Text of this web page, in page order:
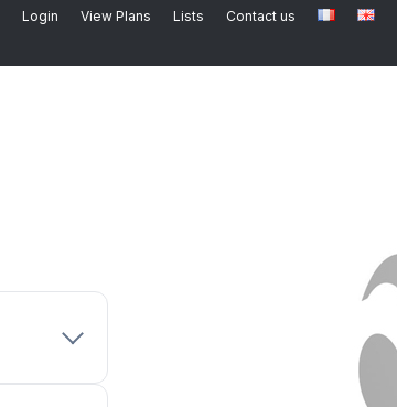
Login View Plans Lists Contact us